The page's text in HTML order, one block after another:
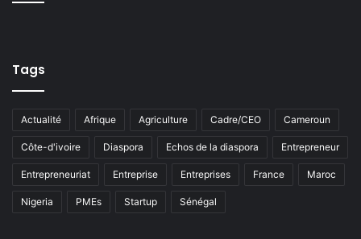
Tags
Actualité Afrique Agriculture Cadre/CEO Cameroun
Côte-d'ivoire Diaspora Echos de la diaspora Entrepreneur
Entrepreneuriat Entreprise Entreprises France Maroc
Nigeria PMEs Startup Sénégal